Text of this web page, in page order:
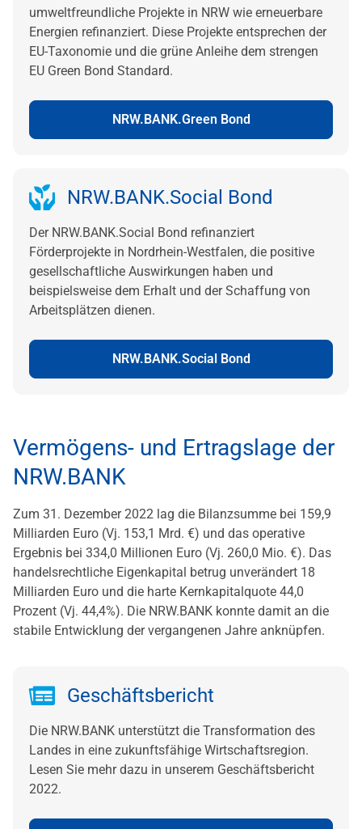
umweltfreundliche Projekte in NRW wie erneuerbare
Energien refinanziert. Diese Projekte entsprechen der
EU-Taxonomie und die grüne Anleihe dem strengen
EU Green Bond Standard.
NRW.BANK.Green Bond
NRW.BANK.Social Bond
Der NRW.BANK.Social Bond refinanziert
Förderprojekte in Nordrhein-Westfalen, die positive
gesellschaftliche Auswirkungen haben und
beispielsweise dem Erhalt und der Schaffung von
Arbeitsplätzen dienen.
NRW.BANK.Social Bond
Vermögens- und Ertragslage der
NRW.BANK
Zum 31. Dezember 2022 lag die Bilanzsumme bei 159,9
Milliarden Euro (Vj. 153,1 Mrd. €) und das operative
Ergebnis bei 334,0 Millionen Euro (Vj. 260,0 Mio. €). Das
handelsrechtliche Eigenkapital betrug unverändert 18
Milliarden Euro und die harte Kernkapitalquote 44,0
Prozent (Vj. 44,4%). Die NRW.BANK konnte damit an die
stabile Entwicklung der vergangenen Jahre anknüpfen.
Geschäftsbericht
Die NRW.BANK unterstützt die Transformation des
Landes in eine zukunftsfähige Wirtschaftsregion.
Lesen Sie mehr dazu in unserem Geschäftsbericht
2022.